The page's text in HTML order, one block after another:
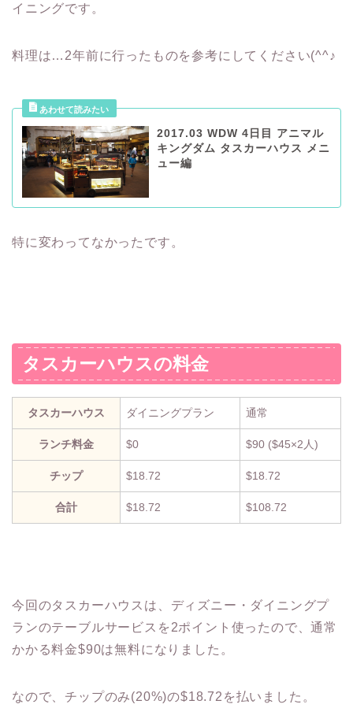
イニングです。
料理は…2年前に行ったものを参考にしてください(^^♪
2017.03 WDW 4日目 アニマル
キングダム タスカーハウス メニ
ュー編
特に変わってなかったです。
タスカーハウスの料金
タスカーハウス ダイニングプラン 通常
ランチ料金 $0 $90 ($45×2人)
チップ $18.72 $18.72
合計 $18.72 $108.72
今回のタスカーハウスは、ディズニー・ダイニングプ
ランのテーブルサービスを2ポイント使ったので、通常
かかる料金$90は無料になりました。
なので、チップのみ(20%)の$18.72を払いました。